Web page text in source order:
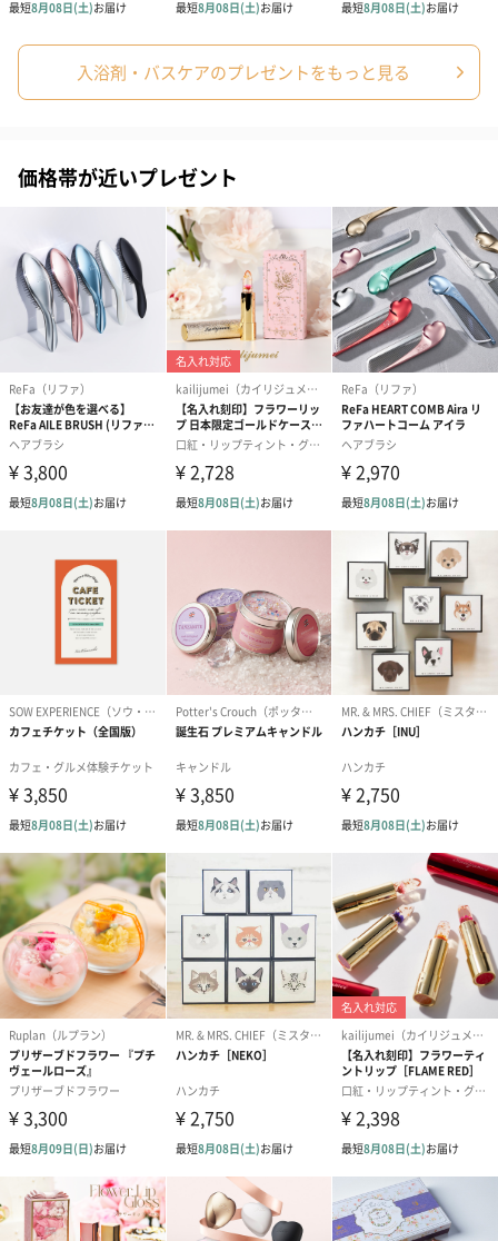
（2,580円）
（2,580円）
ぬいぐるみ
愛らしいぬいぐるみを同梱してお届けします。
誕生日・記念日・出産祝いなどのシーンにおすすめです。
（2,390円）
テディベア（バニラ）
テディベア（
ル）（1,760円
紅茶・コーヒー・スイーツ
紅茶・コーヒー・スイーツを同梱してお届けいたします。ギフト
への＋αにおすすめです。
アールグレイ（HAPPY
BIRTHDAY TO YOU）
（660円）
アールグレイティー
（660円）
フルーツティ
円）
スイーツ
スイーツを同梱してお届けいたします。ギフトへの＋αにおすすめ
です。
入浴剤・バスケアのプレゼントをもっと見る
価格帯が近いプレゼント